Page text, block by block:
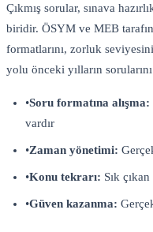
Çıkmış sorular, sınava
biridir. ÖSYM ve MEB
formatlarını, zorluk
yolu önceki yılların
•Soru formatına alışma:
vardır
•Zaman yönetimi:
•Konu tekrarı: Sık
•Güven kazanma: